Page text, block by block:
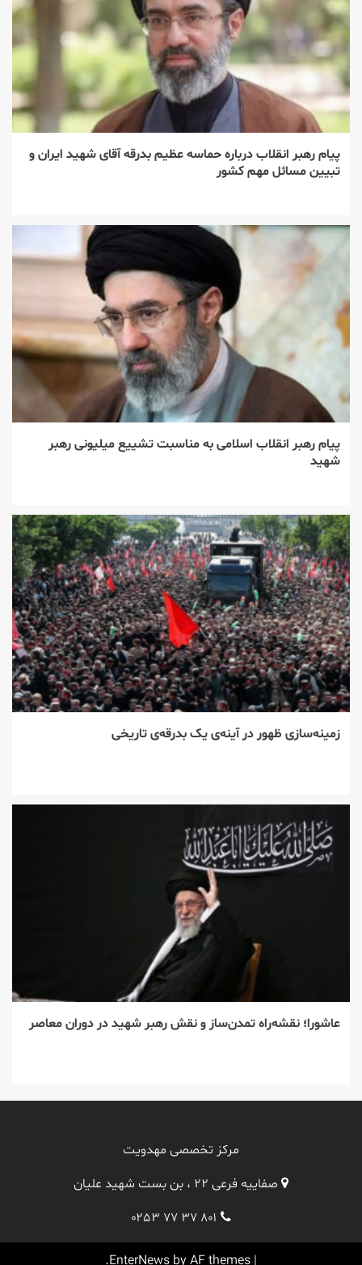
پیام رهبر انقلاب درباره حماسه عظیم بدرقه آقای شهید ایران و
تبیین مسائل مهم کشور
پیام رهبر انقلاب اسلامی به مناسبت تشییع میلیونی رهبر
شهید
زمینه‌سازی ظهور در آینه‌ی یک بدرقه‌ی تاریخی
عاشورا؛ نقشه‌راه تمدن‌ساز و نقش رهبر شهید در دوران معاصر
مرکز تخصصی مهدویت
صفاییه فرعی ۲۲ ، بن بست شهید علیان
۰۲۵۳ ۷۷ ۳۷ ۸۰۱
|
EnterNews by AF themes.